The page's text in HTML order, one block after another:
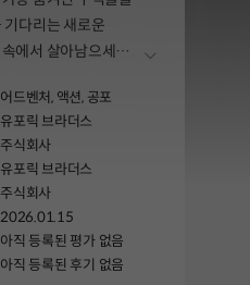
기다리는 새로운
에서 살아남으세요.
내세요…
더보기
어드벤처, 액션, 공포
유포릭 브라더스
주식회사
유포릭 브라더스
주식회사
2026.01.15
아직 등록된 평가 없음
아직 등록된 후기 없음